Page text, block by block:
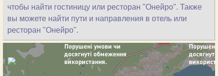
чтобы найти гостиницу или ресторан "Онейро". Также
вы можете найти пути и направления в отель или
ресторан "Онейро".